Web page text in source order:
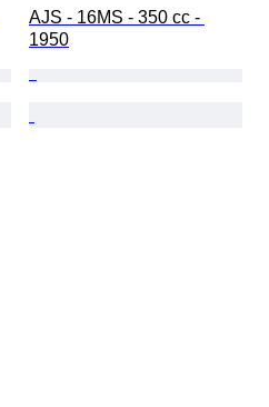
AJS - 16MS - 350 cc -
1950